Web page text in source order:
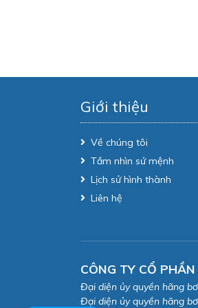
Giới thiệu
Về chúng tôi
Tầm nhìn sứ mệnh
Lịch sử hình thành
Liên hệ
CÔNG TY CỔ
Đại diện ủy quyền hãng
Đại diện ủy quyền hãng